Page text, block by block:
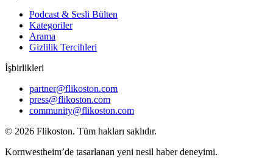
Podcast & Sesli Bülten
Kategoriler
Arama
Gizlilik Tercihleri
İşbirlikleri
partner@flikoston.com
press@flikoston.com
community@flikoston.com
© 2026 Flikoston. Tüm hakları saklıdır.
Kornwestheim’de tasarlanan yeni nesil haber deneyimi.